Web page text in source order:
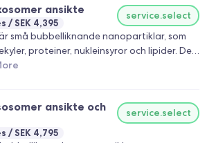
ansikte
SEK 4,395
service.select
små bubbelliknande nanopartiklar, som
proteiner, nukleinsyror och lipider. De
av signalämnen i cellerna och talar om
har man faktiskt använt exosomer
och för att hämma inflammationer.
kollagen och elastin i huden . Ökar
ansikte och
SEK 4,795
service.select